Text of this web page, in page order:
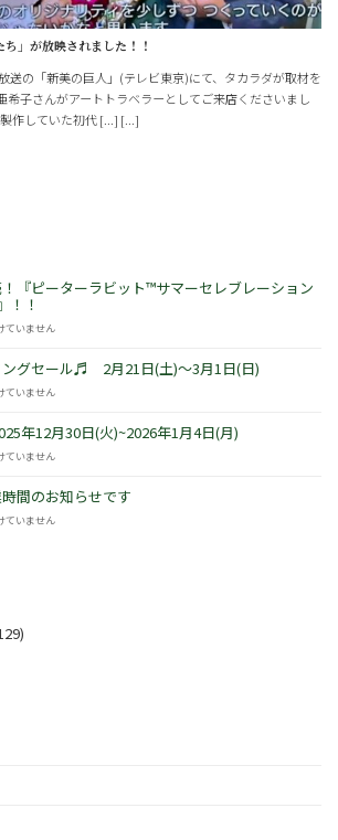
」が放映されました！！
送の「新美の巨人」(テレビ東京)にて、タカラダが取材を
希子さんがアートトラベラーとしてご来店くださいまし
作していた初代 [...] [...]
『ピーターラビット™サマーセレブレーション
！！
ていません
ングセール♬ 2月21日(土)～3月1日(日)
ていません
年12月30日(火)~2026年1月4日(月)
ていません
間のお知らせです
ていません